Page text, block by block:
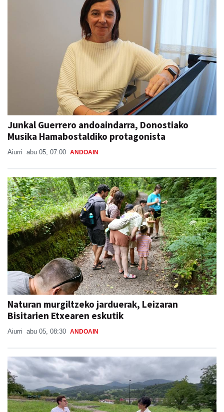
Junkal Guerrero andoaindarra, Donostiako
Musika Hamabostaldiko protagonista
Aiurri abu 05, 07:00 ANDOAIN
Naturan murgiltzeko jarduerak, Leizaran
Bisitarien Etxearen eskutik
Aiurri abu 05, 08:30 ANDOAIN